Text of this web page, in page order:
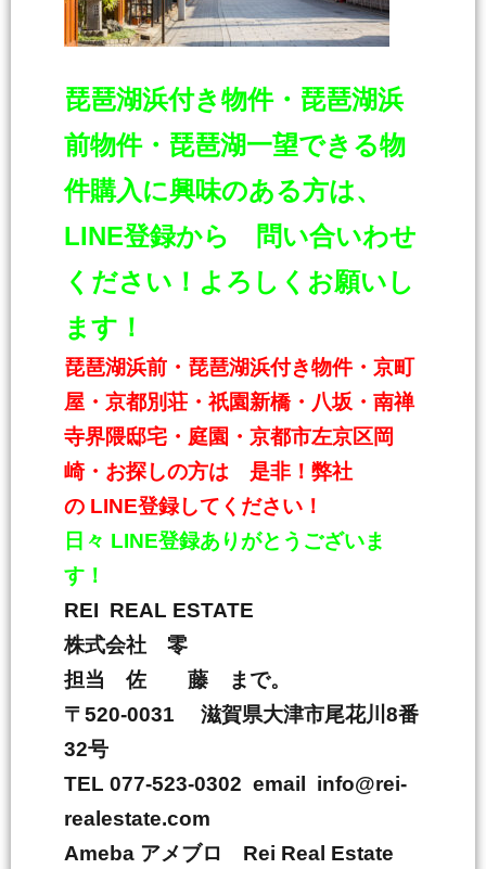
琵琶湖浜付き物件・琵琶湖浜
前物件・琵琶湖一望できる物
件購入に興味のある方は、
LINE登録から 問い合いわせ
ください！よろしくお願いし
ます！
琵琶湖浜前・琵琶湖浜付き物件・京町
屋・京都別荘・祇園新橋・八坂・南禅
寺界隈邸宅・庭園・京都市左京区岡
崎・お探しの方は 是非！弊社
の LINE登録してください！
日々 LINE登録ありがとうございま
す！
REI REAL ESTATE
株式会社 零
担当 佐 藤 まで。
〒520-0031 滋賀県大津市尾花川 8番
32号
TEL 077-523-0302 email info@rei-
realestate.com
Ameba アメブロ Rei Real Estate